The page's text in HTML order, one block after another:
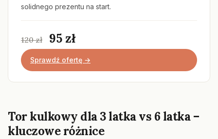
solidnego prezentu na start.
120 zł 95 zł
Sprawdź ofertę →
Tor kulkowy dla 3 latka vs 6 latka –
kluczowe różnice